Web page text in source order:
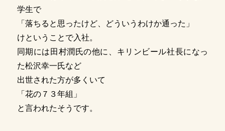
学生で
「落ちると思ったけど、どういうわけか通った」
けということで入社。
同期には田村潤氏の他に、キリンビール社長になっ
た松沢幸一氏など
出世された方が多くいて
「花の７３年組」
と言われたそうです。